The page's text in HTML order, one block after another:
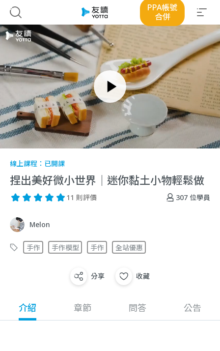
PPA帳號
合併
線上課程： 已開課
捏出美好微小世界｜迷你黏土小物輕鬆做
307 位學員
11 則評價
Melon
手作 手作模型 手作 全站優惠
分享 收藏
介紹 章節 問答 公告